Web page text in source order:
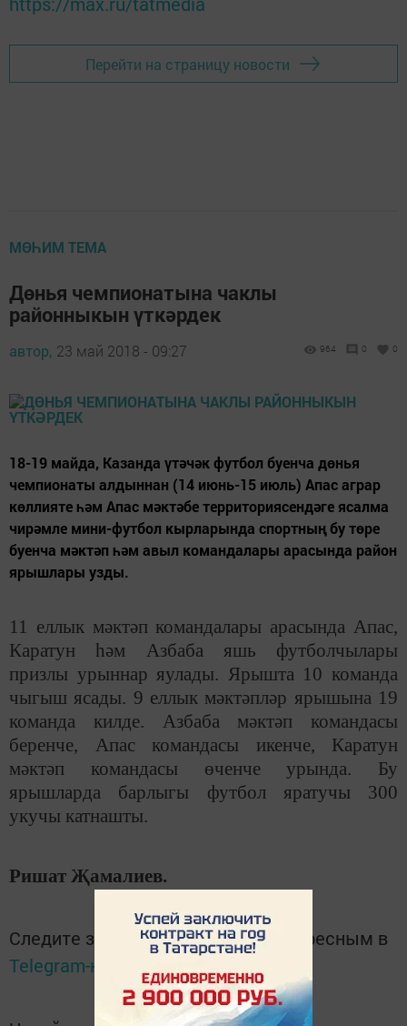
Перейти на страницу новости
МӨҺИМ ТЕМА
Дөнья чемпионатына чаклы
районныкын үткәрдек
автор, 23 май 2018 - 09:27 964 0 0
18-19 майда, Казанда үтәчәк футбол буенча дөнья
чемпионаты алдыннан (14 июнь-15 июль) Апас аграр
көллияте һәм Апас мәктәбе территориясендәге ясалма
чирәмле мини-футбол кырларында спортның бу төре
буенча мәктәп һәм авыл командалары арасында район
ярышлары узды.
11 еллык мәктәп командалары арасында Апас,
Каратун һәм Азбаба яшь футболчылары
призлы урыннар яулады. Ярышта 10 команда
чыгыш ясады. 9 еллык мәктәпләр ярышына 19
команда килде. Азбаба мәктәп командасы
беренче, Апас командасы икенче, Каратун
мәктәп командасы өченче урында. Бу
ярышларда барлыгы футбол яратучы 300
укучы катнашты.
Ришат Җамалиев.
Следите за самым важным и интересным в
Telegram-канале